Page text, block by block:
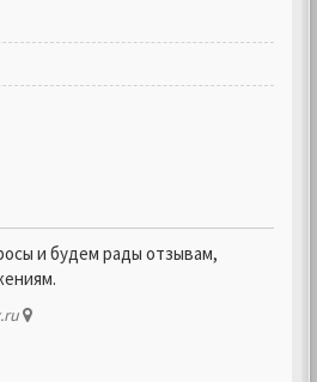
и будем рады отзывам,